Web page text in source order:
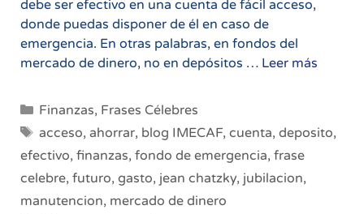
debe ser efectivo en una cuenta de fácil acceso,
donde puedas disponer de él en caso de
emergencia. En otras palabras, en fondos del
mercado de dinero, no en depósitos … Leer más
Categorías
Finanzas, Frases Célebres
Etiquetas
acceso, ahorrar, blog IMECAF, cuenta, deposito,
efectivo, finanzas, fondo de emergencia, frase
celebre, futuro, gasto, jean chatzky, jubilacion,
manutencion, mercado de dinero